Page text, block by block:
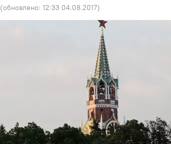
(обновлено: 12:33 04.08.2017)